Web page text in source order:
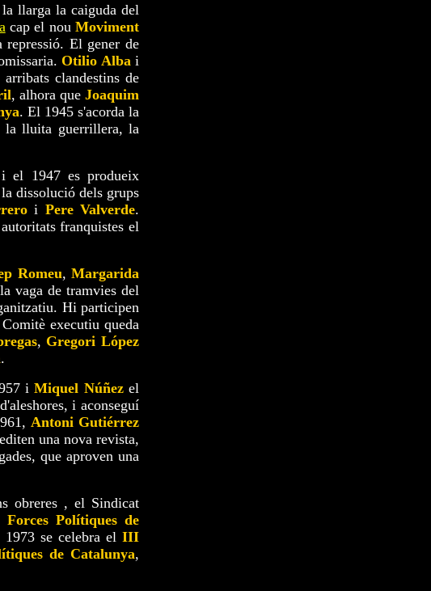
llarga la caiguda del
cap el nouMoviment
El gener de
Otilio Alba i
arribats clandestins de
, alhora que Joaquim
. El 1945 s'acorda la
la lluita guerrillera, la
el 1947 es produeix
dissolució dels grups
i Pere Valverde.
franquistes el
Romeu,Margarida
vaga de tramvies del
Hi participen
executiu queda
, Gregori López
.
iMiquel Núñezel
i aconseguí
Antoni Gutiérrez
una nova revista,
que aproven una
obreres , el Sindicat
Polítiques de
1973 se celebra elIII
de Catalunya,